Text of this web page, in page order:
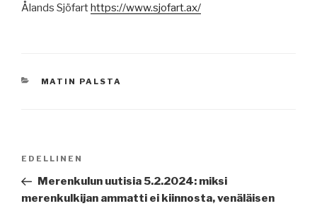
Ålands Sjöfarthttps://www.sjofart.ax/
KATEGORIAT
MATIN PALSTA
Edellinen
artikkeli
EDELLINEN
Merenkulun uutisia 5.2.2024: miksi
merenkulkijan ammatti ei kiinnosta, venäläisen